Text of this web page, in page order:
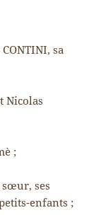
sa
Nicolas
;
sœur, ses
enfants ;